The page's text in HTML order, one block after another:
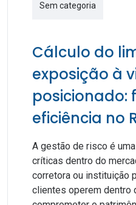
Sem categoria
Cálculo do
exposição à
posicionado:
eficiência no
A gestão de risco é
críticas dentro do
corretora ou instituição
clientes operem dentro